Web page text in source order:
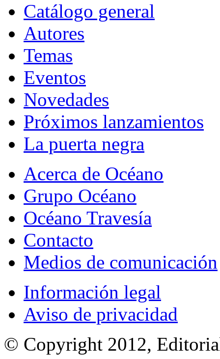
Catálogo general
Autores
Temas
Eventos
Novedades
Próximos lanzamientos
La puerta negra
Acerca de Océano
Grupo Océano
Océano Travesía
Contacto
Medios de comunicación
Información legal
Aviso de privacidad
© Copyright 2012,